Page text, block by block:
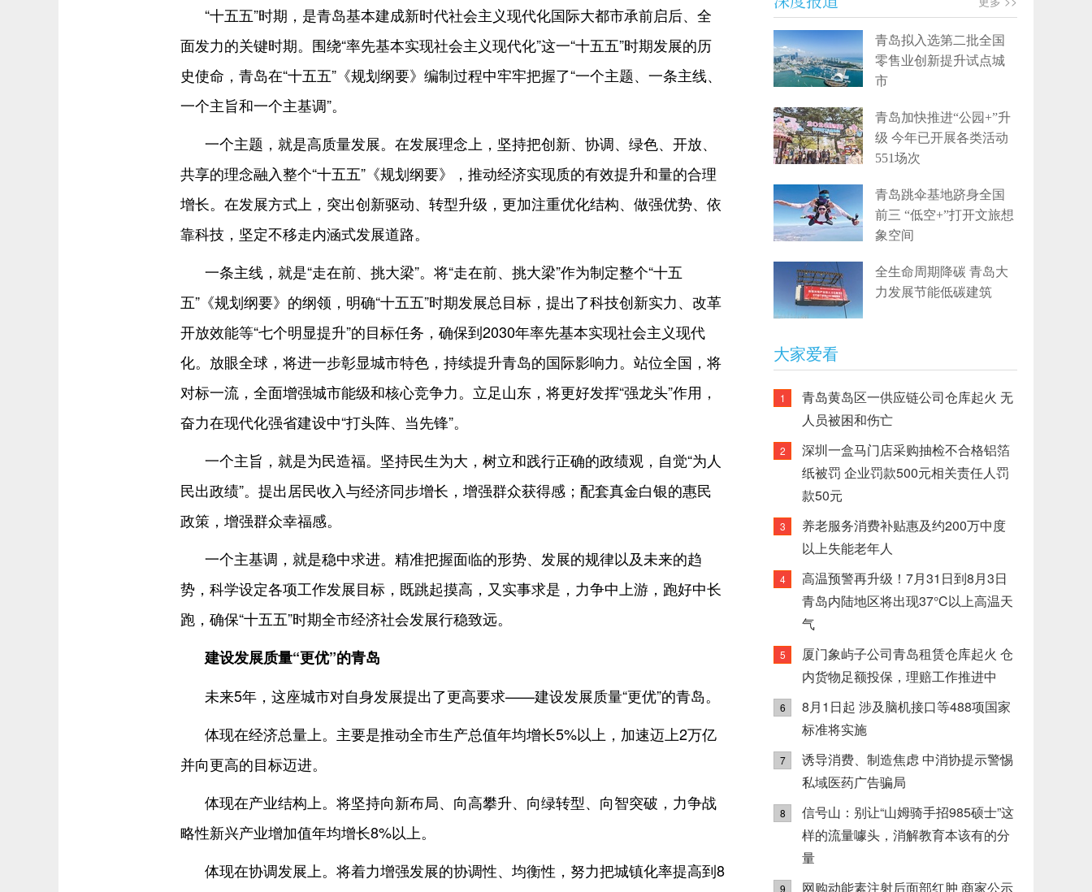
“十五五”时期，是青岛基本建成新时代社会主义现代化国际大都市承前启后、全
面发力的关键时期。围绕“率先基本实现社会主义现代化”这一“十五五”时期发展的历
史使命，青岛在“十五五”《规划纲要》编制过程中牢牢把握了“一个主题、一条主线、
一个主旨和一个主基调”。
一个主题，就是高质量发展。在发展理念上，坚持把创新、协调、绿色、开放、
共享的理念融入整个“十五五”《规划纲要》，推动经济实现质的有效提升和量的合理
增长。在发展方式上，突出创新驱动、转型升级，更加注重优化结构、做强优势、依
靠科技，坚定不移走内涵式发展道路。
一条主线，就是“走在前、挑大梁”。将“走在前、挑大梁”作为制定整个“十五
五”《规划纲要》的纲领，明确“十五五”时期发展总目标，提出了科技创新实力、改革
开放效能等“七个明显提升”的目标任务，确保到2030年率先基本实现社会主义现代
化。放眼全球，将进一步彰显城市特色，持续提升青岛的国际影响力。站位全国，将
对标一流，全面增强城市能级和核心竞争力。立足山东，将更好发挥“强龙头”作用，
奋力在现代化强省建设中“打头阵、当先锋”。
一个主旨，就是为民造福。坚持民生为大，树立和践行正确的政绩观，自觉“为人
民出政绩”。提出居民收入与经济同步增长，增强群众获得感；配套真金白银的惠民
政策，增强群众幸福感。
一个主基调，就是稳中求进。精准把握面临的形势、发展的规律以及未来的趋
势，科学设定各项工作发展目标，既跳起摸高，又实事求是，力争中上游，跑好中长
跑，确保“十五五”时期全市经济社会发展行稳致远。
建设发展质量“更优”的青岛
未来5年，这座城市对自身发展提出了更高要求——建设发展质量“更优”的青岛。
体现在经济总量上。主要是推动全市生产总值年均增长5%以上，加速迈上2万亿
并向更高的目标迈进。
体现在产业结构上。将坚持向新布局、向高攀升、向绿转型、向智突破，力争战
略性新兴产业增加值年均增长8%以上。
体现在协调发展上。将着力增强发展的协调性、均衡性，努力把城镇化率提高到8
青岛拟入选第二批全国
零售业创新提升试点城
市
青岛加快推进“公园+”升
级 今年已开展各类活动
551场次
青岛跳伞基地跻身全国
前三 “低空+”打开文旅想
象空间
全生命周期降碳 青岛大
力发展节能低碳建筑
大家爱看
1
青岛黄岛区一供应链公司仓库起火 无
人员被困和伤亡
2
深圳一盒马门店采购抽检不合格铝箔
纸被罚 企业罚款500元相关责任人罚
款50元
3
养老服务消费补贴惠及约200万中度
以上失能老年人
4
高温预警再升级！7月31日到8月3日
青岛内陆地区将出现37°C以上高温天
气
5
厦门象屿子公司青岛租赁仓库起火 仓
内货物足额投保，理赔工作推进中
6
8月1日起 涉及脑机接口等488项国家
标准将实施
7
诱导消费、制造焦虑 中消协提示警惕
私域医药广告骗局
8
信号山：别让“山姆骑手招985硕士”这
样的流量噱头，消解教育本该有的分
量
9
网购动能素注射后面部红肿 商家公示